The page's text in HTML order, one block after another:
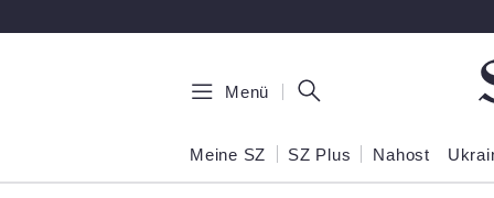
Menü
Meine SZ SZ Plus Nahost